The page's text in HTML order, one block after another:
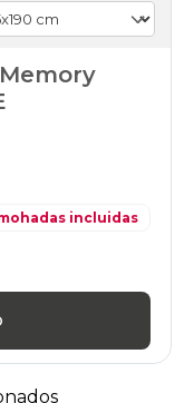
incluidas